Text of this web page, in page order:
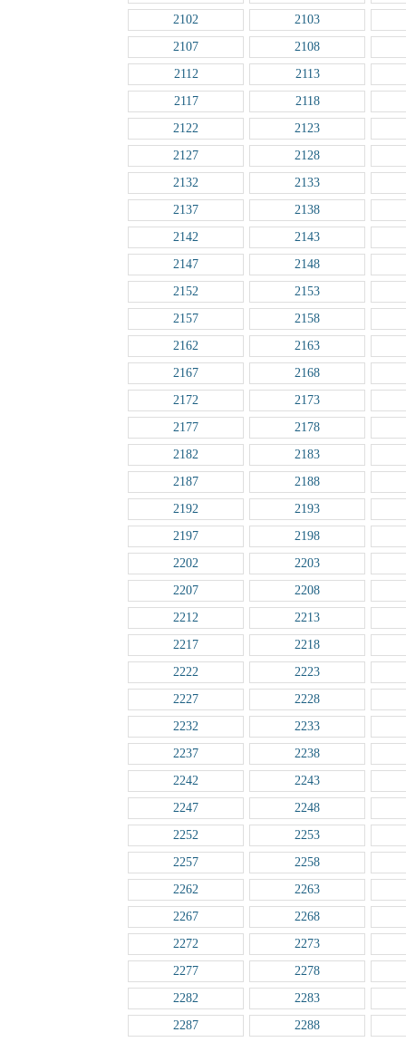
2102
2103
2107
2108
2112
2113
2117
2118
2122
2123
2127
2128
2132
2133
2137
2138
2142
2143
2147
2148
2152
2153
2157
2158
2162
2163
2167
2168
2172
2173
2177
2178
2182
2183
2187
2188
2192
2193
2197
2198
2202
2203
2207
2208
2212
2213
2217
2218
2222
2223
2227
2228
2232
2233
2237
2238
2242
2243
2247
2248
2252
2253
2257
2258
2262
2263
2267
2268
2272
2273
2277
2278
2282
2283
2287
2288